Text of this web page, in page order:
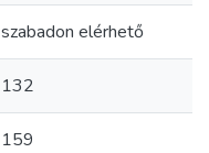
szabadon elérhető
132
159